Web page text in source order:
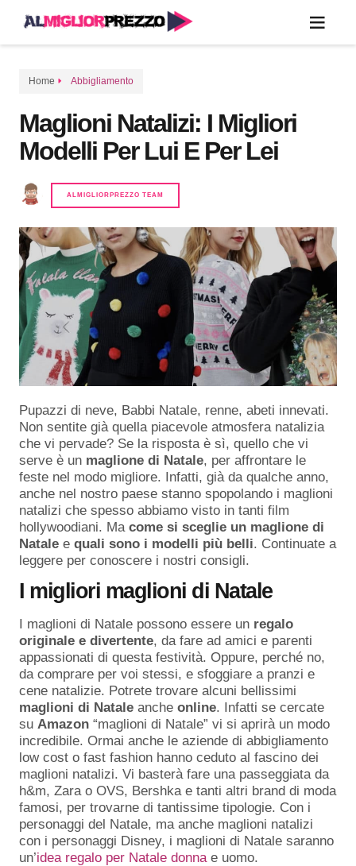
Home Abbigliamento
Maglioni Natalizi: I Migliori
Modelli Per Lui E Per Lei
ALMIGLIORPREZZO TEAM
Pupazzi di neve, Babbi Natale, renne, abeti innevati.
Non sentite già quella piacevole atmosfera natalizia
che vi pervade? Se la risposta è sì, quello che vi
serve è un maglione di Natale, per affrontare le
feste nel modo migliore. Infatti, già da qualche anno,
anche nel nostro paese stanno spopolando i maglioni
natalizi che spesso abbiamo visto in tanti film
hollywoodiani. Ma come si sceglie un maglione di
Natale e quali sono i modelli più belli. Continuate a
leggere per conoscere i nostri consigli.
I migliori maglioni di Natale
I maglioni di Natale possono essere un regalo
originale e divertente, da fare ad amici e parenti
appassionati di questa festività. Oppure, perché no,
da comprare per voi stessi, e sfoggiare a pranzi e
cene natalizie. Potrete trovare alcuni bellissimi
maglioni di Natale anche online. Infatti se cercate
su Amazon “maglioni di Natale” vi si aprirà un modo
incredibile. Ormai anche le aziende di abbigliamento
low cost o fast fashion hanno ceduto al fascino dei
maglioni natalizi. Vi basterà fare una passeggiata da
h&m, Zara o OVS, Bershka e tanti altri brand di moda
famosi, per trovarne di tantissime tipologie. Con i
personaggi del Natale, ma anche maglioni natalizi
con i personaggi Disney, i maglioni di Natale saranno
un’idea regalo per Natale donnae uomo.